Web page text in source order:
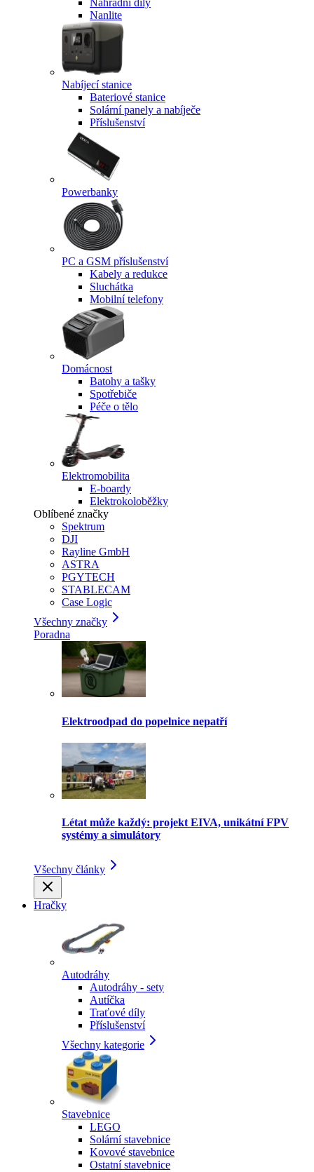
Náhradní díly
Nanlite
Nabíjecí stanice
Bateriové stanice
Solární panely a nabíječe
Příslušenství
Powerbanky
PC a GSM příslušenství
Kabely a redukce
Sluchátka
Mobilní telefony
Domácnost
Batohy a tašky
Spotřebiče
Péče o tělo
Elektromobilita
E-boardy
Elektrokoloběžky
Oblíbené značky
Spektrum
DJI
Rayline GmbH
ASTRA
PGYTECH
STABLECAM
Case Logic
Všechny značky
Poradna
Elektroodpad do popelnice nepatří
Létat může každý: projekt EIVA, unikátní FPV
systémy a simulátory
Všechny články
Hračky
Autodráhy
Autodráhy - sety
Autíčka
Traťové díly
Příslušenství
Všechny kategorie
Stavebnice
LEGO
Solární stavebnice
Kovové stavebnice
Ostatní stavebnice